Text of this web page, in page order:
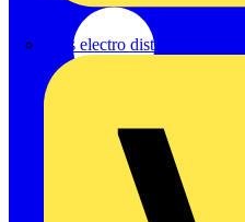
eldis electro distributor GmbH